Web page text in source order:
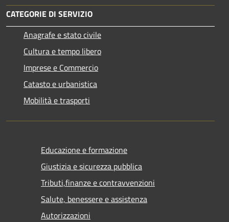
CATEGORIE DI SERVIZIO
Anagrafe e stato civile
Cultura e tempo libero
Imprese e Commercio
Catasto e urbanistica
Mobilità e trasporti
Educazione e formazione
Giustizia e sicurezza pubblica
Tributi,finanze e contravvenzioni
Salute, benessere e assistenza
Autorizzazioni